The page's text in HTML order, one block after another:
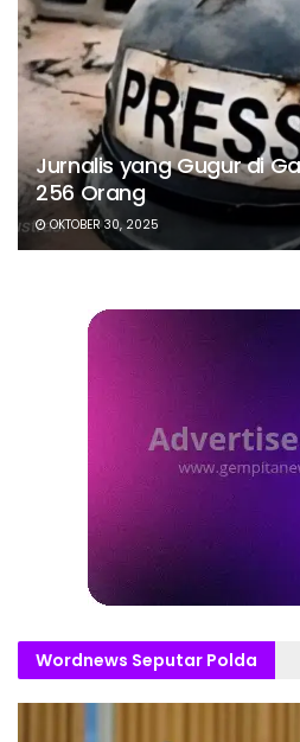
Jurnalis yang Gugur di
256 Orang
OKTOBER 30, 2025
Wordnews Seputar Polda